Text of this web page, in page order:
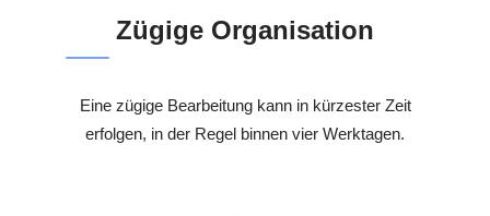
Zügige Organisation
Eine zügige Bearbeitung kann in kürzester Zeit
erfolgen, in der Regel binnen vier Werktagen.